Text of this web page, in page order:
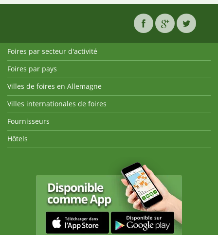
Foires par secteur d'activité
Foires par pays
Villes de foires en Allemagne
Villes internationales de foires
Fournisseurs
Hôtels